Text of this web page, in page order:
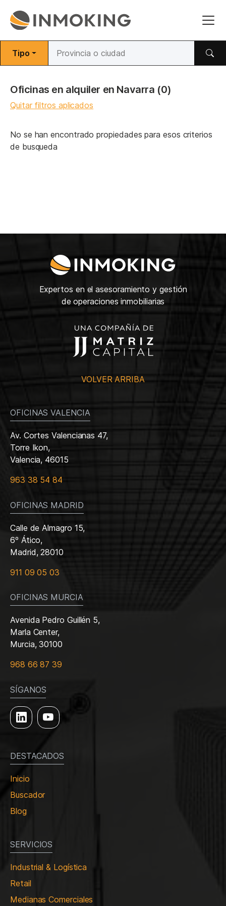
Tipo
Oficinas en alquiler en Navarra (0)
Quitar filtros aplicados
No se han encontrado propiedades para esos criterios
de busqueda
Expertos en el asesoramiento y gestión
de operaciones inmobiliarias
VOLVER ARRIBA
OFICINAS VALENCIA
Av. Cortes Valencianas 47,
Torre Ikon,
Valencia, 46015
963 38 54 84
OFICINAS MADRID
Calle de Almagro 15,
6º Ático,
Madrid, 28010
911 09 05 03
OFICINAS MURCIA
Avenida Pedro Guillén 5,
Marla Center,
Murcia, 30100
968 66 87 39
SÍGANOS
DESTACADOS
Inicio
Buscador
Blog
SERVICIOS
Industrial & Logística
Retail
Medianas Comerciales